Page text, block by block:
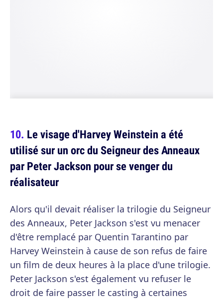
Le visage d'Harvey Weinstein a été
utilisé sur un orc du Seigneur des Anneaux
par Peter Jackson pour se venger du
réalisateur
Alors qu'il devait réaliser la trilogie du Seigneur
des Anneaux, Peter Jackson s'est vu menacer
d'être remplacé par Quentin Tarantino par
Harvey Weinstein à cause de son refus de faire
un film de deux heures à la place d'une trilogie.
Peter Jackson s'est également vu refuser le
droit de faire passer le casting à certaines